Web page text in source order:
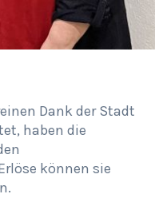
Dank der Stadt
haben die
können sie